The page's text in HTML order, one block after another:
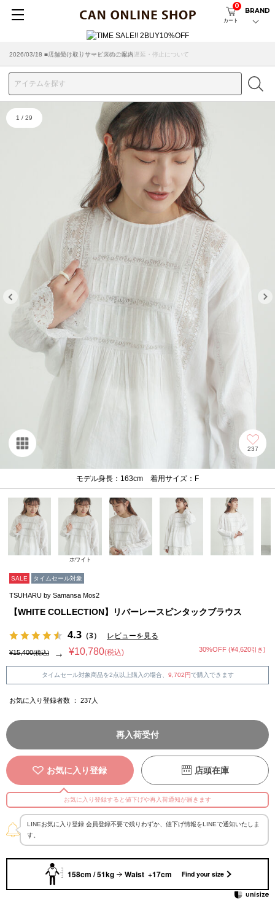
カート
0
BRAND
2026/03/18 ■店舗受け取りサービスのご案内
モデル身長：163cm 着用サイズ：F
1 / 29
237
ホワイト
SALE タイムセール対象
TSUHARU by Samansa Mos2
【WHITE COLLECTION】リバーレースピンタックブラウス
4.3 （3） レビューを見る
¥15,400(税込) → ¥10,780(税込) 30%OFF (¥4,620引き)
タイムセール対象商品を2点以上購入の場合、 9,702円で購入できます
お気に入り登録者数 ： 237 人
再入荷受付
お気に入り登録 店頭在庫
お気に入り登録すると値下げや再入荷通知が届きます
LINEお気に入り登録 会員登録不要で残りわずか、値下げ情報をLINEで通知いたしま
す。
158cm / 51kg Waist +17cm Find your size